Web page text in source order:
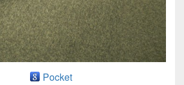
Pocket